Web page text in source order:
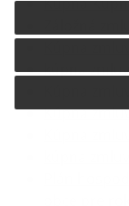
Záložná
Kúpna
kúpna
Kúpna
Kúpna